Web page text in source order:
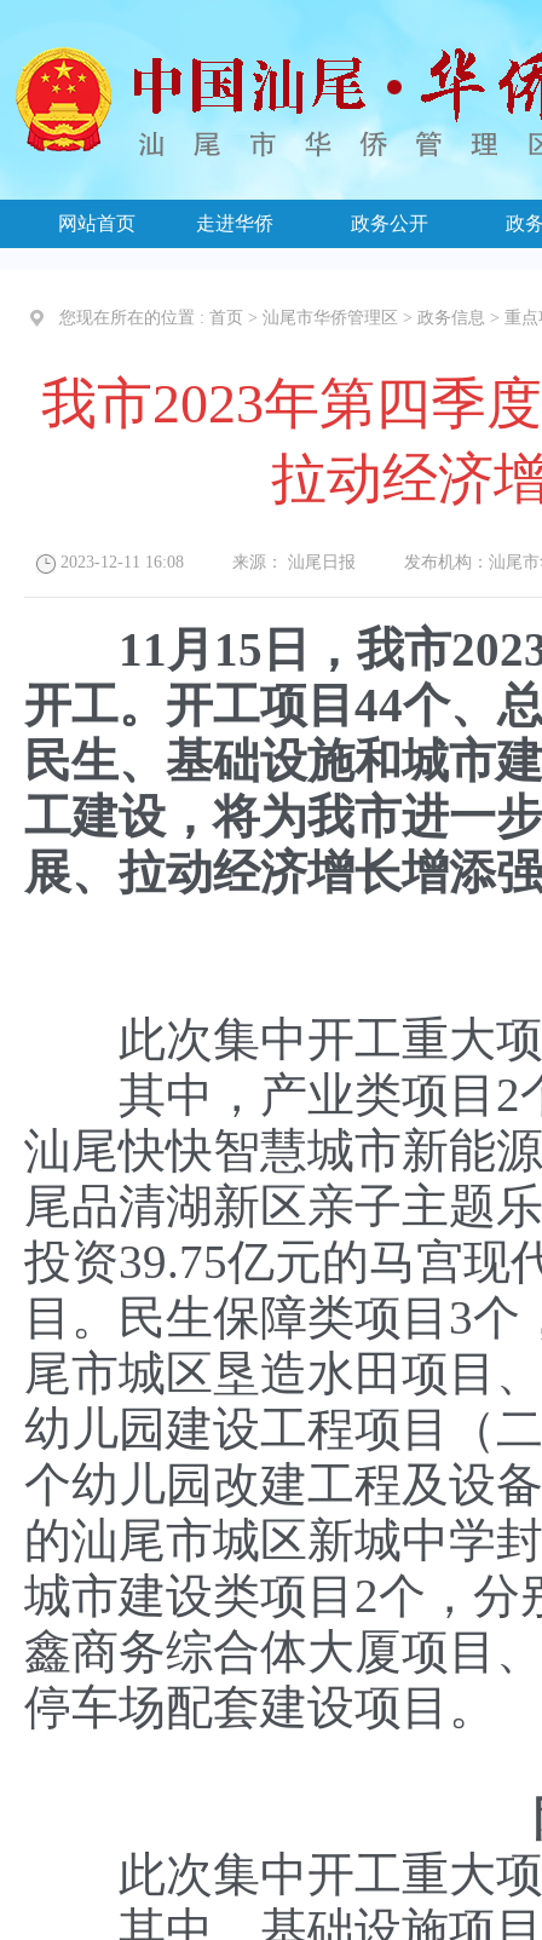
网站首页 走进华侨 政务公开 政
您现在所在的位置 : 首页 > 汕尾市华侨管理区 > 政务信息 > 重点
我市2023年第四季
拉动经济
2023-12-11 16:08 来源： 汕尾日报 发布机构： 汕尾
11月15日，我市
开工。开工项目44个、
民生、基础设施和城市
工建设，将为我市进一
展、拉动经济增长增添
此次集中开工重大项
其中，产业类项目2
汕尾快快智慧城市新能
尾品清湖新区亲子主题
投资39.75亿元的马宫现
目。民生保障类项目3
尾市城区垦造水田项目
幼儿园建设工程项目（
个幼儿园改建工程及设
的汕尾市城区新城中学
城市建设类项目2个，分
鑫商务综合体大厦项目
停车场配套建设项目。
此次集中开工重大项